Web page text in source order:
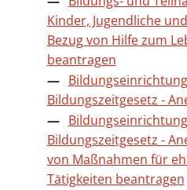
Kinder, Jugendliche
Bezug von Hilfe zum
beantragen
Bildungszeitgesetz -
Bildungszeitgesetz -
von Maßnahmen für
Tätigkeiten beantragen